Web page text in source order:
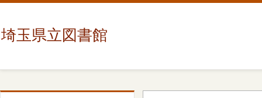
埼玉県立図書館